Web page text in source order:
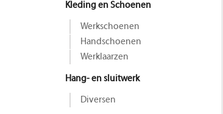
Kleding en Schoenen
Werkschoenen
Handschoenen
Werklaarzen
Hang- en sluitwerk
Diversen